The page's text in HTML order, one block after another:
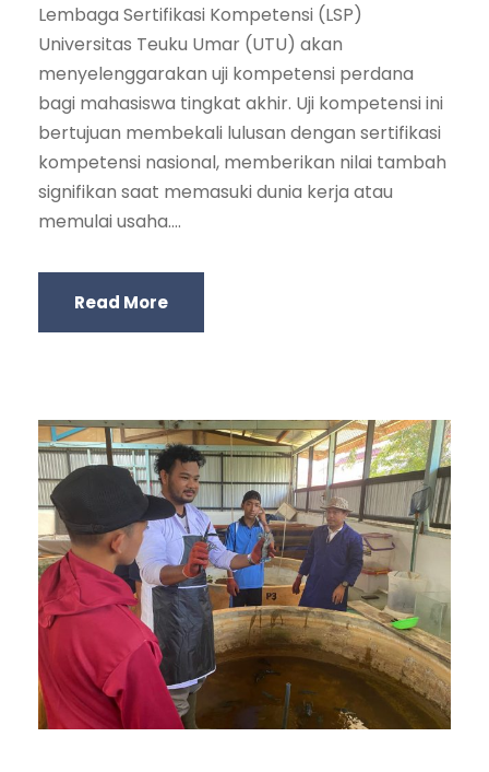
Lembaga Sertifikasi Kompetensi (LSP)
Universitas Teuku Umar (UTU) akan
menyelenggarakan uji kompetensi perdana
bagi mahasiswa tingkat akhir. Uji kompetensi ini
bertujuan membekali lulusan dengan sertifikasi
kompetensi nasional, memberikan nilai tambah
signifikan saat memasuki dunia kerja atau
memulai usaha....
Read More